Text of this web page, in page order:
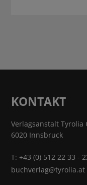
KONTAKT
Verlagsanstalt Tyrolia
6020 Innsbruck
T:+43 (0) 512 22 33 -
buchverlag@tyrolia.at